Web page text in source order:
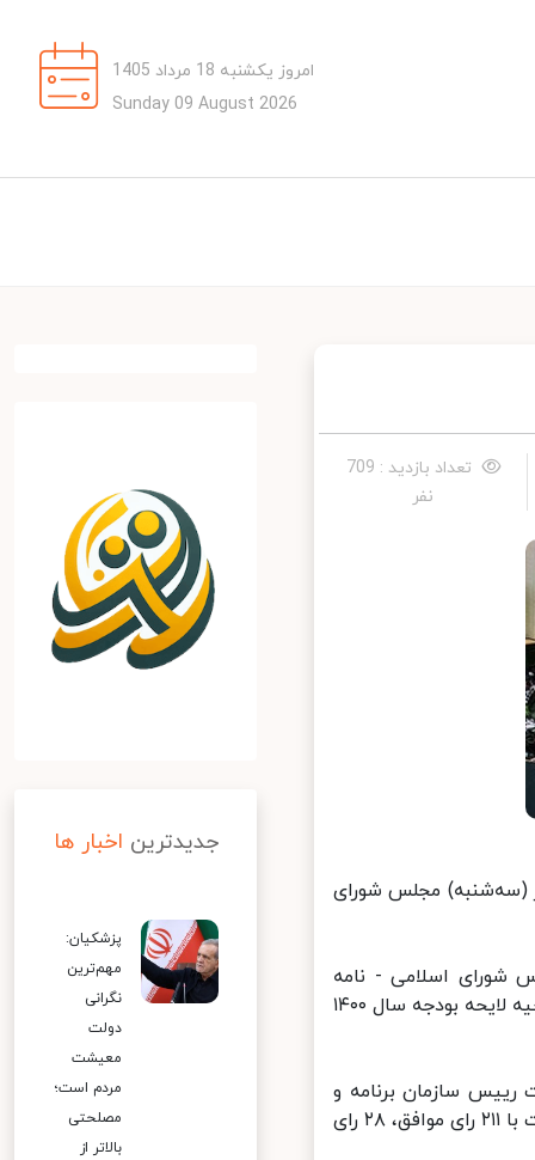
امروز یکشنبه 18 مرداد 1405
Sunday 09 August 2026
تعداد بازدید : 709
نفر
صبح امروز (سه‌شنبه) مجلس شورای
اسلامی - نامه
رییس جمهور را قرائت کرد که در آن به استناد اصل ۱۲۶ قانون اساسی اصلاحیه لایحه بودجه سال ۱۴۰۰
سازمان برنامه و
بودجه، کلیات اصلاحیه لایحه بودجه ۱۴۰۰ به رای مجلس گذاشته شد که نهایت با ۲۱۱ رای موافق، ۲۸ رای
جدیدترین اخبار ها
پزشکیان:
مهم‌ترین
نگرانی
دولت
معیشت
مردم است؛
مصلحتی
بالاتر از